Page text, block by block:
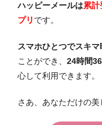
ハッピーメールは累計
プリ です。
スマホひとつでスキ
ことができ、 24時間
心して利用できます。
さあ、あなただけの美